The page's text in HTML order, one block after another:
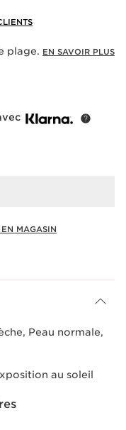
plage. EN SAVOIR PLUS
MAGASIN
Peau normale,
au soleil